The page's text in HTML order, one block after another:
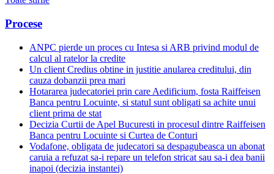
Procese
ANPC pierde un proces cu Intesa si ARB privind modul de
calcul al ratelor la credite
Un client Credius obtine in justitie anularea creditului, din
cauza dobanzii prea mari
Hotararea judecatoriei prin care Aedificium, fosta Raiffeisen
Banca pentru Locuinte, si statul sunt obligati sa achite unui
client prima de stat
Decizia Curtii de Apel Bucuresti in procesul dintre Raiffeisen
Banca pentru Locuinte si Curtea de Conturi
Vodafone, obligata de judecatori sa despagubeasca un abonat
caruia a refuzat sa-i repare un telefon stricat sau sa-i dea banii
inapoi (decizia instantei)